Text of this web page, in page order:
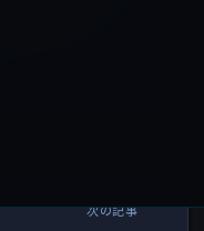
次の記事